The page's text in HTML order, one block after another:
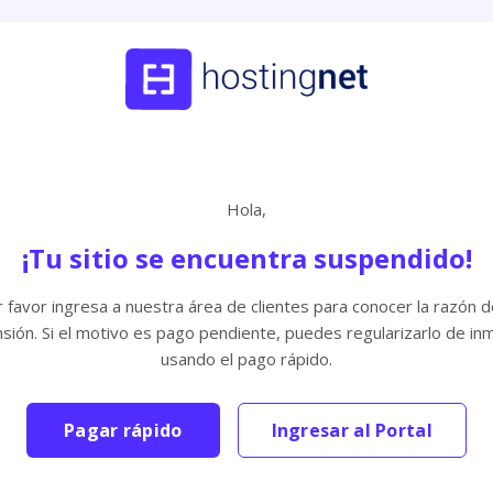
Hola,
¡Tu sitio se encuentra suspendido!
favor ingresa a nuestra área de clientes para conocer la razón
Si el motivo es pago pendiente, puedes regularizarlo de
usando el pago rápido.
Pagar rápido Ingresar al Portal